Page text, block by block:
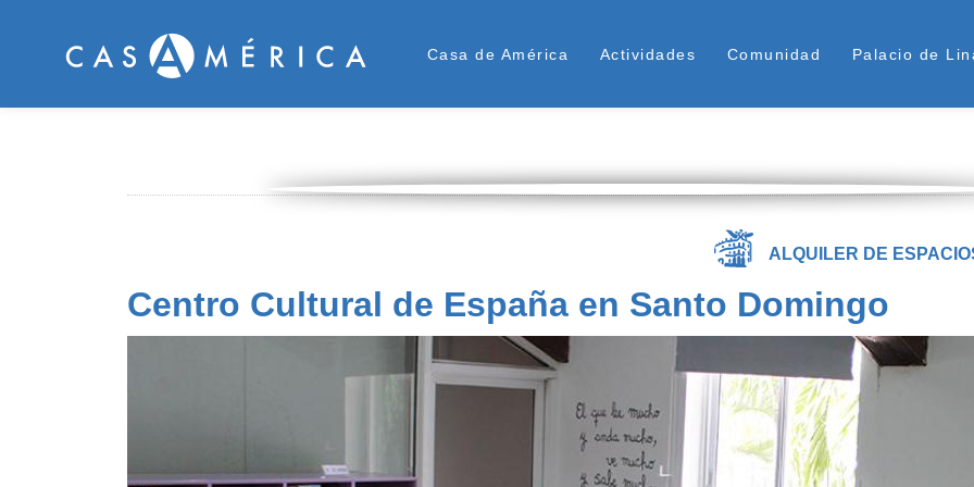
Menú Superior
Casa de América Actividades Comunidad Palacio de
ALQUILER DE
Centro Cultural de España en Santo Domingo